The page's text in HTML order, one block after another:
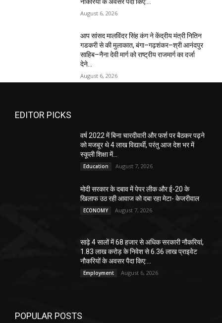
August 6, 2026
आप सांसद मालविंदर सिंह कंग ने केंद्रीय मंत्री नितिन
गडकरी से की मुलाकात, बंगा–गढ़शंकर–श्री आनंदपुर
साहिब–नैना देवी मार्ग को राष्ट्रीय राजमार्ग का दर्जा
देने...
August 6, 2026
EDITOR PICKS
वर्ष 2022 में बिना चारदीवारी और फर्श पर बैठकर पढ़ने
को मजबूर थे 4 लाख विद्यार्थी, परंतु आज देश भर में
स्कूली शिक्षा में...
Education August 7, 2026
मोदी सरकार के दबाव में पेपर लीक और ई-20 के
खिलाफ उठ रही आवाज को दबा रहा मेटा- केजरीवाल
ECONOMY August 7, 2026
साढ़े 4 सालों में 68 हजार से अधिक सरकारी नौकरियां,
1.83 लाख करोड़ के निवेश से 6.36 लाख प्राइवेट
नौकरियों के अवसर पैदा किए:...
Employment August 6, 2026
POPULAR POSTS